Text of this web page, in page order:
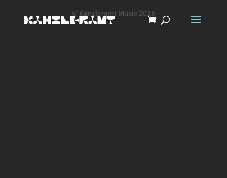
© Kanzleramt Music 2026